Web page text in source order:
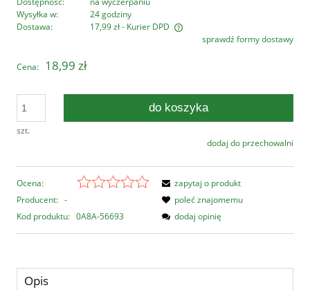
Wysyłka w:
24 godziny
Dostawa:
17,99 zł- Kurier DPD
Cena nie zawiera ewentualnych kosztów płatnościsprawdź formy dostawy
Cena: 18,99 zł
szt.
do koszyka
dodaj do przechowalni
Ocena:
Producent: -
Kod produktu: 0A8A-56693
zapytaj o produkt
poleć znajomemu
dodaj opinię
Opis